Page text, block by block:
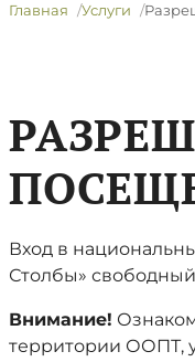
Главная Услуги
Вход в
Столбы»
Внимание!
территории ООПТ,